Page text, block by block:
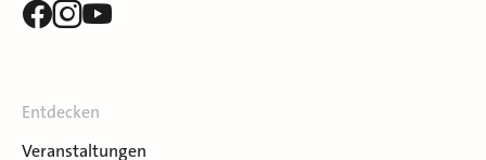
Entdecken
Veranstaltungen